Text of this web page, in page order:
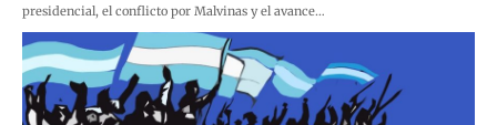
presidencial, el conflicto por Malvinas y el avance…